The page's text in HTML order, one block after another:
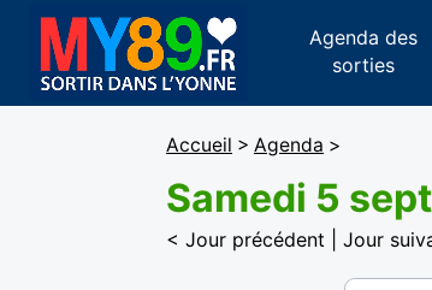
Agenda des
sorties
Accueil > Agenda >
Samedi 5
< Jour précédent Jour